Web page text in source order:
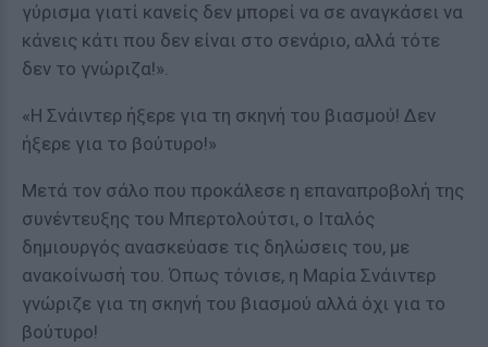
γύρισμα γιατί κανείς δεν μπορεί να σε αναγκάσει να
κάνεις κάτι που δεν είναι στο σενάριο, αλλά τότε
δεν το γνώριζα!».
«Η Σνάιντερ ήξερε για τη σκηνή του βιασμού! Δεν
ήξερε για το βούτυρο!»
Μετά τον σάλο που προκάλεσε η επαναπροβολή της
συνέντευξης του Μπερτολούτσι, ο Ιταλός
δημιουργός ανασκεύασε τις δηλώσεις του, με
ανακοίνωσή του. Όπως τόνισε, η Μαρία Σνάιντερ
γνώριζε για τη σκηνή του βιασμού αλλά όχι για το
βούτυρο!